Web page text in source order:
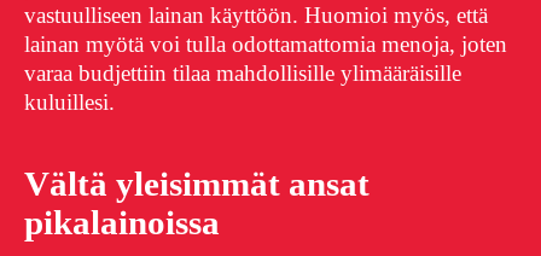
vastuulliseen lainan käyttöön. Huomioi myös, että
lainan myötä voi tulla odottamattomia menoja, joten
varaa budjettiin tilaa mahdollisille ylimääräisille
kuluillesi.
Vältä yleisimmät ansat
pikalainoissa